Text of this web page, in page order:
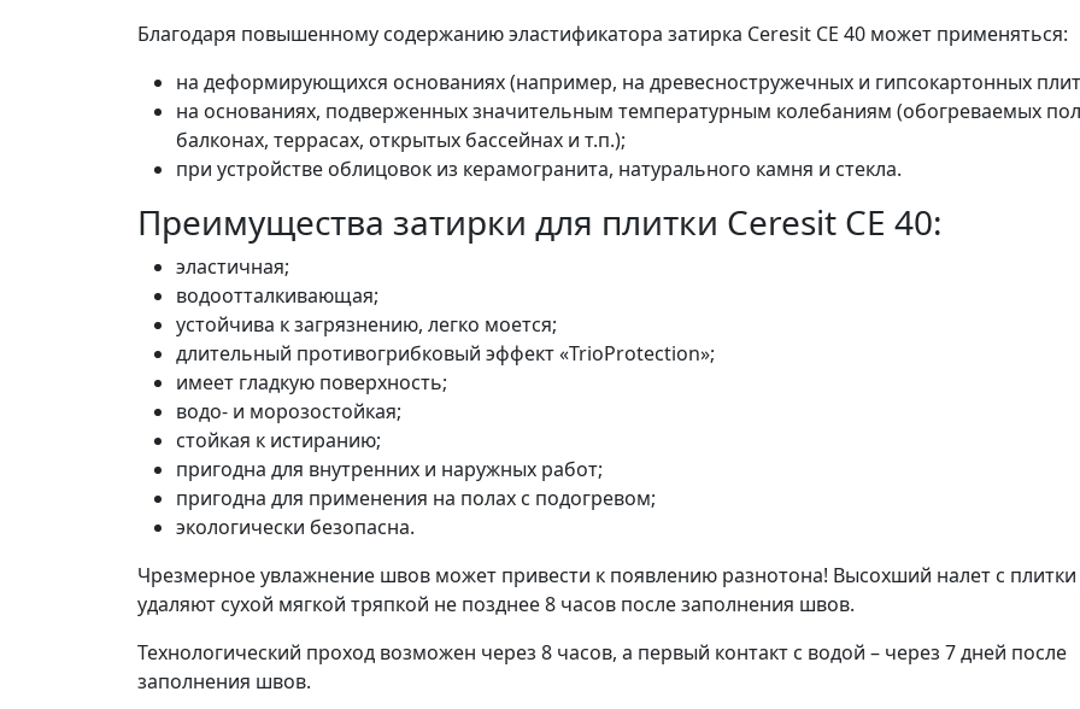
Благодаря повышенному содержанию эластификатора затирка Ceresit CE 40 может применяться:
на деформирующихся основаниях (например, на древесностружечных и гипсокартонных
на основаниях, подверженных значительным температурным колебаниям (обогреваемых
балконах, террасах, открытых бассейнах и т.п.);
при устройстве облицовок из керамогранита, натурального камня и стекла.
Преимущества затирки для плитки Ceresit CE 40:
эластичная;
водоотталкивающая;
устойчива к загрязнению, легко моется;
длительный противогрибковый эффект «TrioProtection»;
имеет гладкую поверхность;
водо- и морозостойкая;
стойкая к истиранию;
пригодна для внутренних и наружных работ;
пригодна для применения на полах с подогревом;
экологически безопасна.
Чрезмерное увлажнение швов может привести к появлению разнотона! Высохший налет с плитки
удаляют сухой мягкой тряпкой не позднее 8 часов после заполнения швов.
Технологический проход возможен через 8 часов, а первый контакт с водой – через 7 дней после
заполнения швов.